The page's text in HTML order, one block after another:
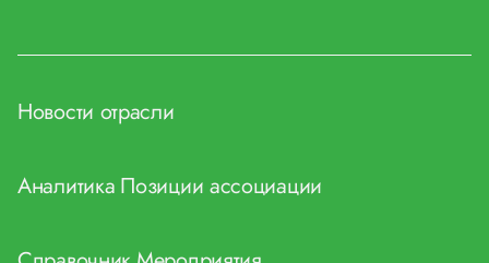
Новости отрасли
Аналитика Позиции ассоциации